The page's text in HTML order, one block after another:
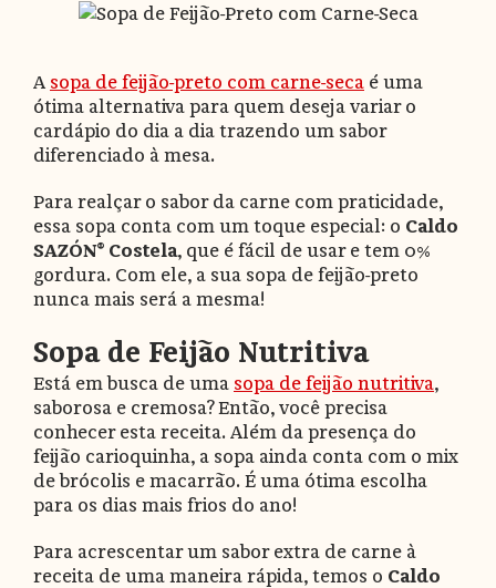
A sopa de feijão-preto com carne-seca é uma
ótima alternativa para quem deseja variar o
cardápio do dia a dia trazendo um sabor
diferenciado à mesa.
Para realçar o sabor da carne com praticidade,
essa sopa conta com um toque especial: o Caldo
SAZÓN® Costela, que é fácil de usar e tem 0%
gordura. Com ele, a sua sopa de feijão-preto
nunca mais será a mesma!
Sopa de Feijão Nutritiva
Está em busca de uma sopa de feijão nutritiva,
saborosa e cremosa? Então, você precisa
conhecer esta receita. Além da presença do
feijão carioquinha, a sopa ainda conta com o mix
de brócolis e macarrão. É uma ótima escolha
para os dias mais frios do ano!
Para acrescentar um sabor extra de carne à
receita de uma maneira rápida, temos o Caldo